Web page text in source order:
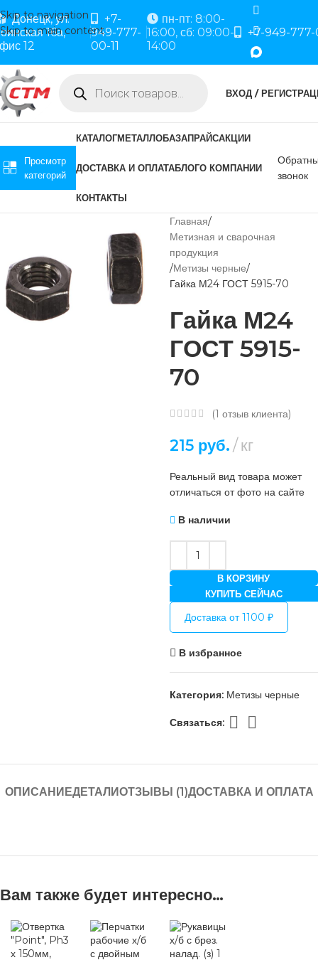
Skip to navigation
Skip to main content
Донецк, ул.
16а,
12
+7-
949-777-
00-11
пн-пт: 8:00-
16:00, сб: 09:00-
14:00
+7-949-777-
ВХОД /
Просмотр
категорий
КАТАЛОГМЕТАЛЛОБАЗАПРАЙСАКЦИИ
ДОСТАВКА И ОПЛАТАБЛОГО КОМПАНИИ
КОНТАКТЫ
звонок
Главная
Метизная и сварочная
продукция
Метизы черные
Гайка М24 ГОСТ 5915-70
Гайка М24
ГОСТ 5915-
70
(1 отзыв клиента)
215руб. кг
Реальный вид товара может
отличаться от фото на сайте
В наличии
В КОРЗИНУ
КУПИТЬ СЕЙЧАС
Доставка от 1100 ₽
В избранное
Категория: Метизы черные
Связаться:
ОПИСАНИЕДЕТАЛИОТЗЫВЫ (1)ДОСТАВКА И ОПЛАТА
Вам также будет интересно…